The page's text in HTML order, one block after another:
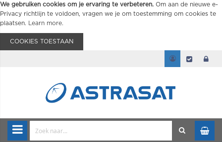
We gebruiken cookies om je ervaring te verbeteren. Om aan de nieuwe e-
Privacy richtlijn te voldoen, vragen we je om toestemming om cookies te
plaatsen.
Learn more.
COOKIES TOESTAAN